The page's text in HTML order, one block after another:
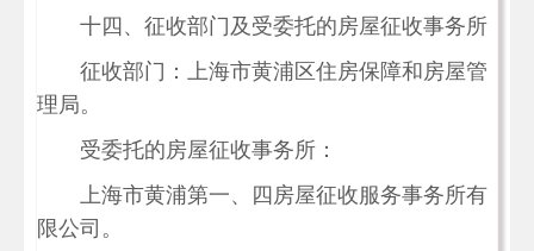
十四、征收部门及受委托的房屋征收事务所
征收部门：上海市黄浦区住房保障和房屋管
理局。
受委托的房屋征收事务所：
上海市黄浦第一、四房屋征收服务事务所有
限公司。